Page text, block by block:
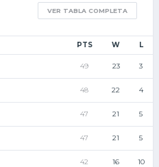
VER TABLA COMPLETA
PTS W L
49 23 3
48 22 4
47 21 5
47 21 5
42 16 10